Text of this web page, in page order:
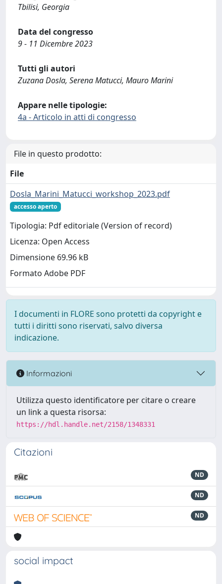
Tbilisi, Georgia
Data del congresso
9 - 11 Dicembre 2023
Tutti gli autori
Zuzana Dosla, Serena Matucci, Mauro Marini
Appare nelle tipologie:
4a - Articolo in atti di congresso
File in questo prodotto:
File
Dosla_Marini_Matucci_workshop_2023.pdf
accesso aperto
Tipologia: Pdf editoriale (Version of record)
Licenza: Open Access
Dimensione 69.96 kB
Formato Adobe PDF
I documenti in FLORE sono protetti da copyright e
tutti i diritti sono riservati, salvo diversa
indicazione.
Informazioni
Utilizza questo identificatore per citare o creare
un link a questa risorsa:
https://hdl.handle.net/2158/1348331
Citazioni
ND
ND
ND
social impact